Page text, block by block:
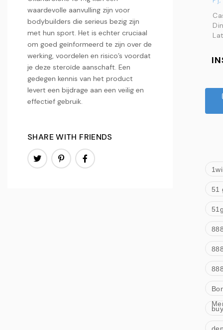
waardevolle aanvulling zijn voor
bodybuilders die serieus bezig zijn
met hun sport. Het is echter cruciaal
om goed geïnformeerd te zijn over de
werking, voordelen en risico’s voordat
je deze steroïde aanschaft. Een
gedegen kennis van het product
levert een bijdrage aan een veilig en
effectief gebruik.
SHARE WITH FRIENDS
51